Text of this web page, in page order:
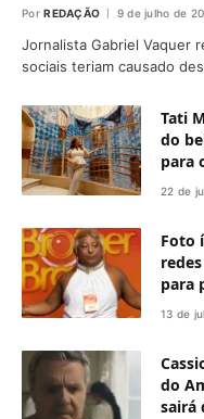
Por REDAÇÃO 9 de julho de
Jornalista Gabriel Vaquer
sociais teriam causado
Tati
do
para
22 de
Foto
para
13 de
do
sairá